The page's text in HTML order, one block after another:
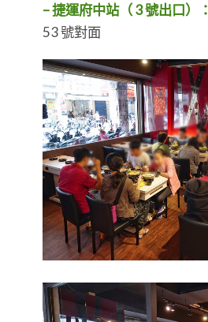
– 捷運府中站（ 3 號出口）：
53 號對面